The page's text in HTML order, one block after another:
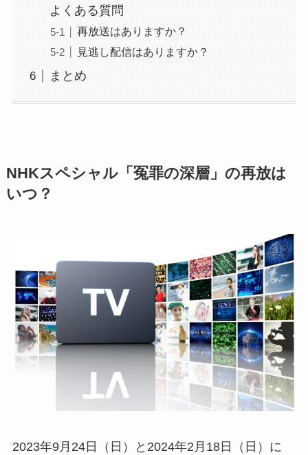
よくある質問
再放送はありますか？
見逃し配信はありますか？
まとめ
NHKスペシャル「冤罪の深層」の再放は
いつ？
2023年9月24日（日）と2024年2月18日（日）に